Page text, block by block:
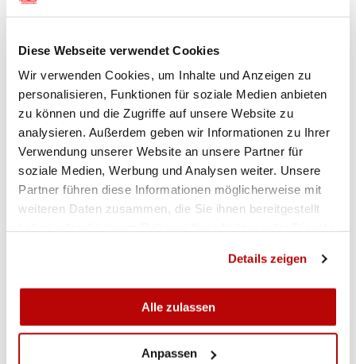
Diese Webseite verwendet Cookies
Wir verwenden Cookies, um Inhalte und Anzeigen zu
personalisieren, Funktionen für soziale Medien anbieten
zu können und die Zugriffe auf unsere Website zu
analysieren. Außerdem geben wir Informationen zu Ihrer
Verwendung unserer Website an unsere Partner für
soziale Medien, Werbung und Analysen weiter. Unsere
Partner führen diese Informationen möglicherweise mit
weiteren Daten zusammen, die Sie ihnen bereitgestellt
Details zeigen
Alle zulassen
Anpassen
«Desideriamo ringraziare Stefan per i molti anni di
collaborazione con la FST. Con il suo flair
simpatico e calmo era un importante supporto per
tutto il team. Gli auguriamo ogni bene per la
nuova sfida professionale», scrive Burger in un
comunicato.